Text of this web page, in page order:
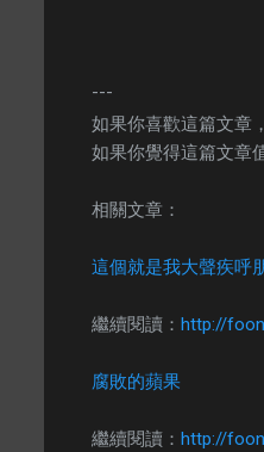
---
如果你喜歡這篇文章
如果你覺得這篇文章
相關文章：
這個就是我大聲疾呼
繼續閱讀： http://
腐敗的蘋果
繼續閱讀： http://